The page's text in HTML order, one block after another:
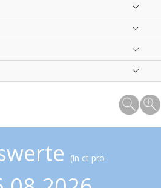
(in ct pro